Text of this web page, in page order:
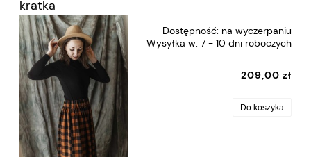
kratka
Dostępność: na wyczerpaniu
Wysyłka w: 7 - 10 dni roboczych
209,00 zł
Do koszyka